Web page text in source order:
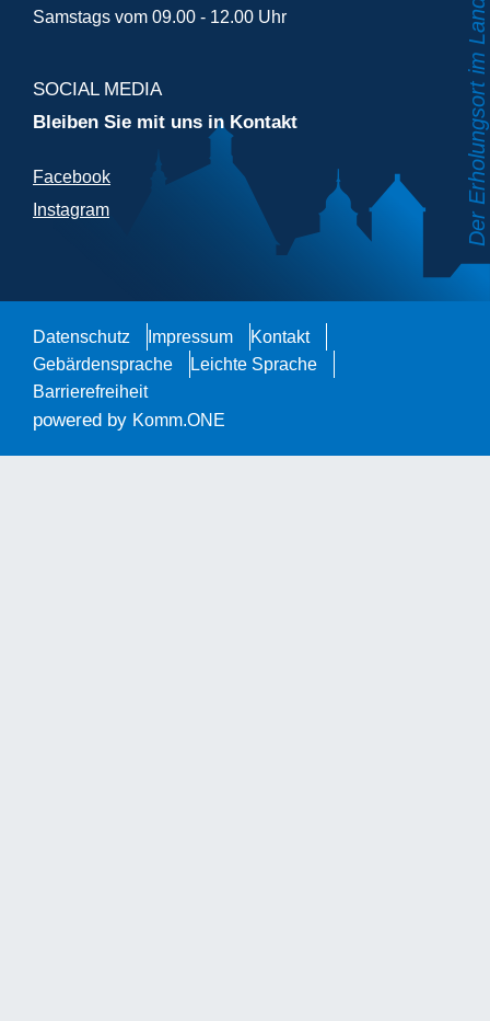
Samstags vom 09.00 - 12.00 Uhr
SOCIAL MEDIA
Bleiben Sie mit uns in Kontakt
Facebook
Instagram
Datenschutz Impressum
Kontakt
Gebärdensprache
Leichte Sprache
Barrierefreiheit
powered by Komm.ONE